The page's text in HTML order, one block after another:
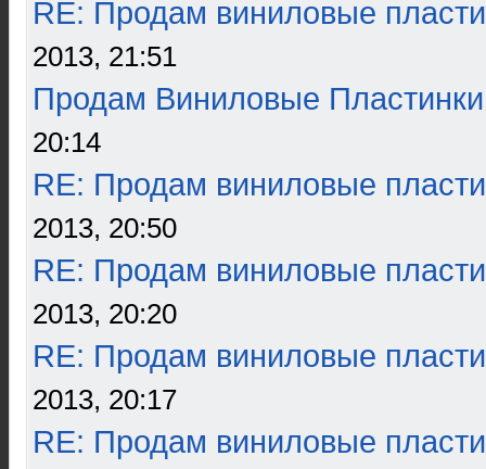
RE: Продам виниловые
2013, 21:51
Продам Виниловые Пластинки
20:14
RE: Продам виниловые
2013, 20:50
RE: Продам виниловые
2013, 20:20
RE: Продам виниловые
2013, 20:17
RE: Продам виниловые